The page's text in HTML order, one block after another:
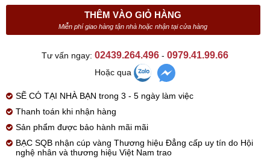
THÊM VÀO GIỎ HÀNG
Miễn phí giao hàng tận nhà hoặc nhận tại cửa hàng
Tư vấn ngay: 02439.264.496 - 0979.41.99.66
Hoặc qua
SẼ CÓ TẠI NHÀ BẠN trong 3 - 5 ngày làm việc
Thanh toán khi nhận hàng
Sản phẩm được bảo hành mãi mãi
BẠC SQB nhận cúp vàng Thương hiệu Đẳng cấp uy tín do Hội
nghệ nhân và thương hiệu Việt Nam trao